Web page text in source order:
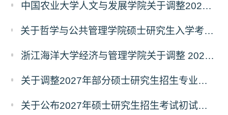
中国农业大学人文与发展学院关于调整2027年硕士研究生招生考试初试科目的通知
关于哲学与公共管理学院硕士研究生入学考试（初试） 考试科目及参考书目变更的通知（二）
浙江海洋大学经济与管理学院关于调整 2027年硕士研究生招生考试初试科目的公告
关于调整2027年部分硕士研究生招生专业初试考试科目的公告（持续更新中）
关于公布2027年硕士研究生招生考试初试自命题科目考试大纲的通知